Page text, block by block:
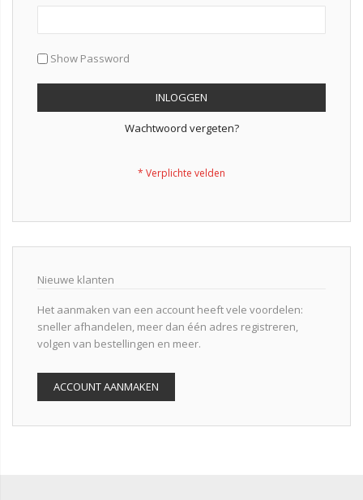
Show Password
INLOGGEN
Wachtwoord vergeten?
Nieuwe klanten
Het aanmaken van een account heeft vele voordelen:
sneller afhandelen, meer dan één adres registreren,
volgen van bestellingen en meer.
ACCOUNT AANMAKEN